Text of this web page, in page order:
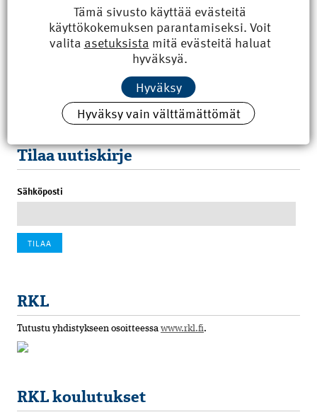
Uusimmat
100 vuotta sitten: Rajajoen uusi rautatiesilta
4.6.2026 07:00
Tilaa uutiskirje
Sähköposti
RKL
Tutustu yhdistykseen osoitteessa www.rkl.fi.
RKL koulutukset
Tämä sivusto käyttää evästeitä
käyttökokemuksen parantamiseksi. Voit
valita asetuksista mitä evästeitä haluat
hyväksyä.
Hyväksy
Hyväksy vain välttämättömät